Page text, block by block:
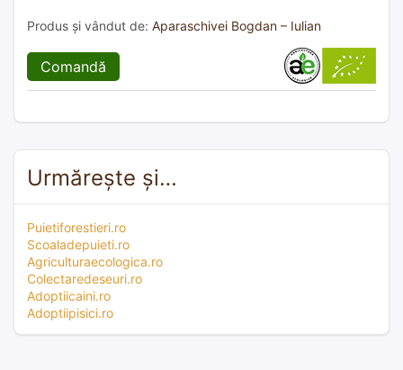
Produs și vândut de: Aparaschivei Bogdan – Iulian
Comandă
Urmărește și…
Puietiforestieri.ro
Scoaladepuieti.ro
Agriculturaecologica.ro
Colectaredeseuri.ro
Adoptiicaini.ro
Adoptiipisici.ro